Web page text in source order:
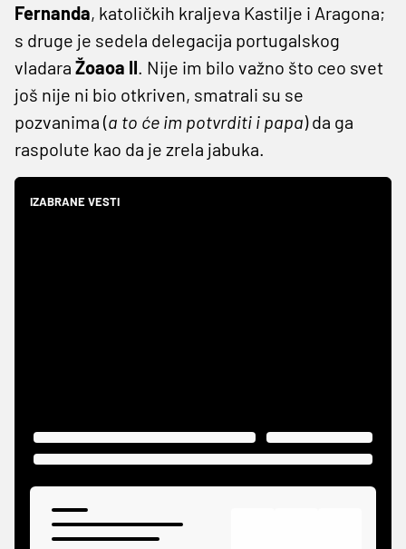
Fernanda, katoličkih kraljeva Kastilje i Aragona;
s druge je sedela delegacija portugalskog
vladara Žoaoa II. Nije im bilo važno što ceo svet
još nije ni bio otkriven, smatrali su se
pozvanima (a to će im potvrditi i papa) da ga
raspolute kao da je zrela jabuka.
IZABRANE VESTI